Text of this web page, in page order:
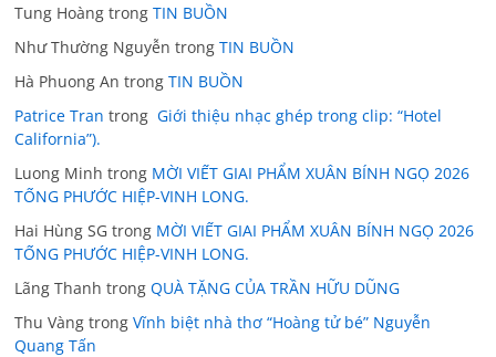
Tung Hoàng trongTIN BUỒN
Như Thường Nguyễn trongTIN BUỒN
Hà Phuong An trongTIN BUỒN
Patrice Tran trong Giới thiệu nhạc ghép trong clip: “Hotel
California”).
Luong Minh trong MỜI VIẾT GIAI PHẨM XUÂN BÍNH NGỌ 2026
TỐNG PHƯỚC HIỆP-VINH LONG.
Hai Hùng SG trong MỜI VIẾT GIAI PHẨM XUÂN BÍNH NGỌ 2026
TỐNG PHƯỚC HIỆP-VINH LONG.
Lãng Thanh trongQUÀ TẶNG CỦA TRẦN HỮU DŨNG
Thu Vàng trongVĩnh biệt nhà thơ “Hoàng tử bé” Nguyễn
Quang Tấn